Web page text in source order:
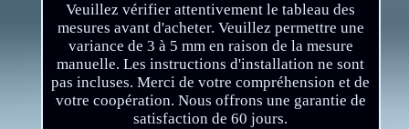
Veuillez vérifier attentivement le tableau des
mesures avant d'acheter. Veuillez permettre une
variance de 3 à 5 mm en raison de la mesure
manuelle. Les instructions d'installation ne sont
pas incluses. Merci de votre compréhension et de
votre coopération. Nous offrons une garantie de
satisfaction de 60 jours.